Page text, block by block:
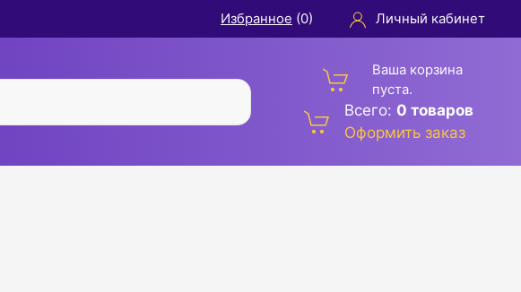
Избранное (0) Личный кабинет
Ваша корзина
пуста.
Всего: 0 товаров
Оформить заказ